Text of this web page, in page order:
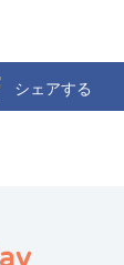
シェアする